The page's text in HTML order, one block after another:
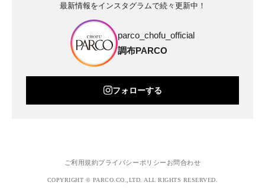
最新情報をインスタグラムで続々更新中！
parco_chofu_official
調布PARCO
フォローする
ご利用規約プライバシーポリシー お問合わせ
COPYRIGHT © PARCO.CO.,LTD. ALL RIGHTS RESERVED.